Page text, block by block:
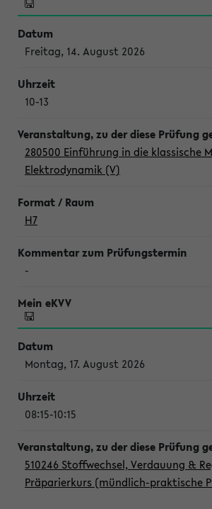
Freitag, 14. August 2026
10-13
280500 Einführung in die klassische
Elektrodynamik (V)
H7
-
Montag, 17. August 2026
08:15-10:15
510246 Stoffwechsel, Verdauung &
Präparierkurs (mündlich-praktische